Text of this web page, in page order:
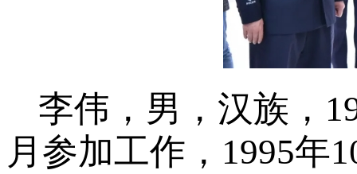
李伟，男，汉族，
月参加工作，1995年